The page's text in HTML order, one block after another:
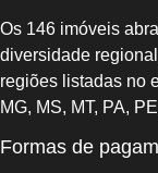
Os 146 imóveis
diversidade
regiões listadas no
MG, MS, MT, PA,
Formas de